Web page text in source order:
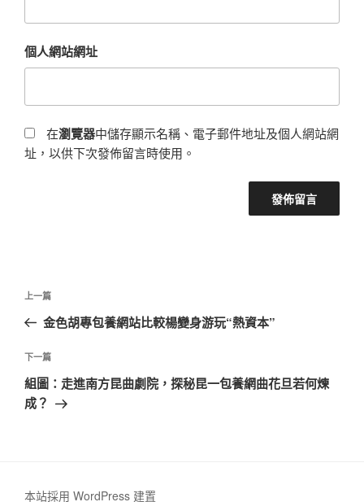
個人網站網址
在瀏覽器中儲存顯示名稱、電子郵件地址及個人網站網
址，以供下次發佈留言時使用。
文
導
覽
上
一
文
章
上一篇
金色胡專包養網站比較楊變身游玩“熱資本”
下
一
篇
下一篇
組圖：走進南方昆曲劇院，探秘昆一包養網曲花旦若何煉
成？
本站採用 WordPress 建置